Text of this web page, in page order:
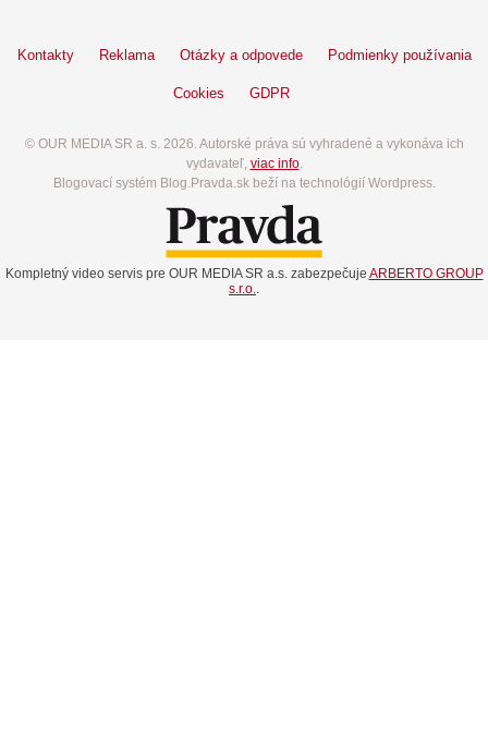
Kontakty Reklama Otázky a odpovede Podmienky používania
Cookies GDPR
© OUR MEDIA SR a. s. 2026. Autorské práva sú vyhradené a vykonáva ich
vydavateľ, viac info.
Blogovací systém Blog.Pravda.sk beží na technológií Wordpress.
Kompletný video servis pre OUR MEDIA SR a.s. zabezpečuje ARBERTO GROUP
s.r.o..